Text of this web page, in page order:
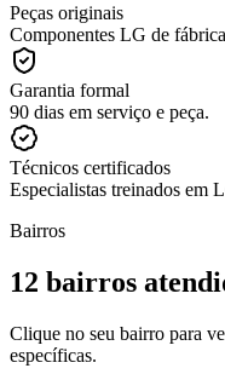
Peças originais
Componentes LG de
Garantia formal
90 dias em serviço e peça.
Técnicos certificados
Especialistas treinados em
Bairros
12 bairros
Clique no seu bairro para
específicas.